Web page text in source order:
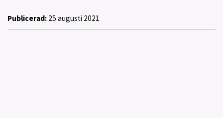
Publicerad: 25 augusti 2021